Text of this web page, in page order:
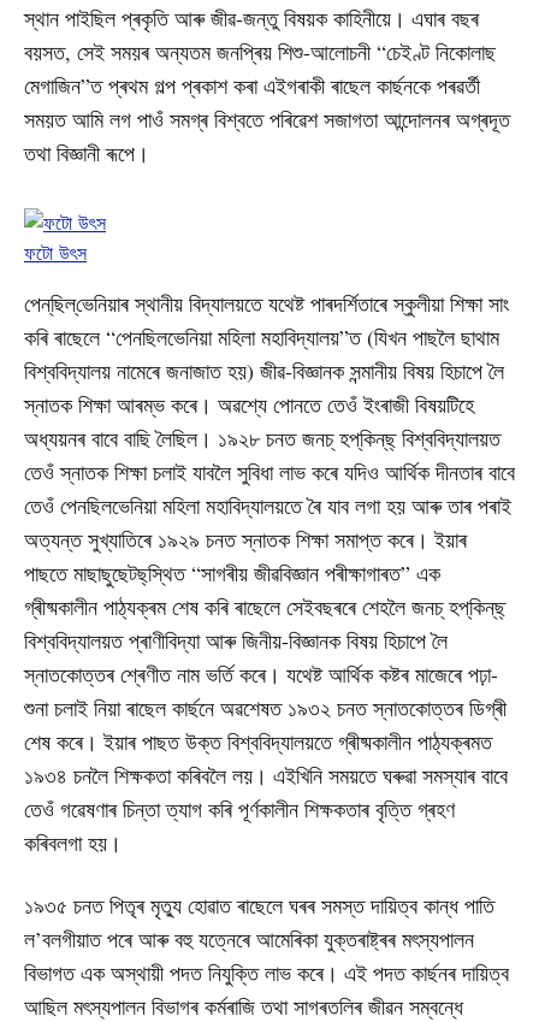
স্থান পাইছিল প্ৰকৃতি আৰু জীৱ-জন্তু বিষয়ক কাহিনীয়ে। এঘাৰ বছৰ
বয়সত, সেই সময়ৰ অন্যতম জনপ্ৰিয় শিশু-আলোচনী “চেইণ্ট নিকোলাছ
মেগাজিন”ত প্ৰথম গল্প প্ৰকাশ কৰা এইগৰাকী ৰাছেল কাৰ্ছনকে পৰৱৰ্তী
সময়ত আমি লগ পাওঁ সমগ্ৰ বিশ্বতে পৰিৱেশ সজাগতা আন্দোলনৰ অগ্ৰদূত
তথা বিজ্ঞানী ৰূপে।
ফটো উৎস
পেন্‌ছিল্‌ভেনিয়াৰ স্থানীয় বিদ্যালয়তে যথেষ্ট পাৰদৰ্শিতাৰে স্কুলীয়া শিক্ষা সাং
কৰি ৰাছেলে “পেনছিলভেনিয়া মহিলা মহাবিদ্যালয়”ত (যিখন পাছলৈ ছাথাম
বিশ্ববিদ্যালয় নামেৰে জনাজাত হয়) জীৱ-বিজ্ঞানক সন্মানীয় বিষয় হিচাপে লৈ
স্নাতক শিক্ষা আৰম্ভ কৰে। অৱশ্যে পোনতে তেওঁ ইংৰাজী বিষয়টিহে
অধ্যয়নৰ বাবে বাছি লৈছিল। ১৯২৮ চনত জনচ্‌ হপ্‌কিন্‌ছ্‌ বিশ্ববিদ্যালয়ত
তেওঁ স্নাতক শিক্ষা চলাই যাবলৈ সুবিধা লাভ কৰে যদিও আৰ্থিক দীনতাৰ বাবে
তেওঁ পেনছিলভেনিয়া মহিলা মহাবিদ্যালয়তে ৰৈ যাব লগা হয় আৰু তাৰ পৰাই
অত্যন্ত সুখ্যাতিৰে ১৯২৯ চনত স্নাতক শিক্ষা সমাপ্ত কৰে। ইয়াৰ
পাছতে মাছাছুছেটছ্‌স্থিত “সাগৰীয় জীৱবিজ্ঞান পৰীক্ষাগাৰত” এক
গ্ৰীষ্মকালীন পাঠ্যক্ৰম শেষ কৰি ৰাছেলে সেইবছৰৰে শেহলৈ জনচ্‌ হপ্‌কিন্‌ছ্‌
বিশ্ববিদ্যালয়ত প্ৰাণীবিদ্যা আৰু জিনীয়-বিজ্ঞানক বিষয় হিচাপে লৈ
স্নাতকোত্তৰ শ্ৰেণীত নাম ভৰ্তি কৰে। যথেষ্ট আৰ্থিক কষ্টৰ মাজেৰে পঢ়া-
শুনা চলাই নিয়া ৰাছেল কাৰ্ছনে অৱশেষত ১৯৩২ চনত স্নাতকোত্তৰ ডিগ্ৰী
শেষ কৰে। ইয়াৰ পাছত উক্ত বিশ্ববিদ্যালয়তে গ্ৰীষ্মকালীন পাঠ্যক্ৰমত
১৯৩৪ চনলৈ শিক্ষকতা কৰিবলৈ লয়। এইখিনি সময়তে ঘৰুৱা সমস্যাৰ বাবে
তেওঁ গৱেষণাৰ চিন্তা ত্যাগ কৰি পূৰ্ণকালীন শিক্ষকতাৰ বৃত্তি গ্ৰহণ
কৰিবলগা হয়।
১৯৩৫ চনত পিতৃৰ মৃত্যু হোৱাত ৰাছেলে ঘৰৰ সমস্ত দায়িত্ব কান্ধ পাতি
ল’বলগীয়াত পৰে আৰু বহু যত্নেৰে আমেৰিকা যুক্তৰাষ্ট্ৰৰ মৎস্যপালন
বিভাগত এক অস্থায়ী পদত নিযুক্তি লাভ কৰে। এই পদত কাৰ্ছনৰ দায়িত্ব
আছিল মৎস্যপালন বিভাগৰ কৰ্মৰাজি তথা সাগৰতলিৰ জীৱন সম্বন্ধে